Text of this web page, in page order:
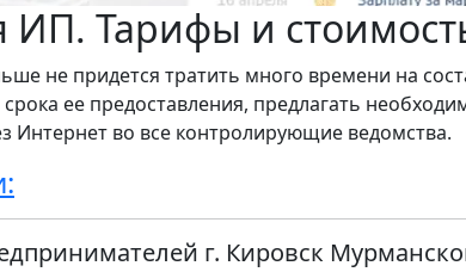
ИП. Тарифы и
не придется тратить много времени на
ее предоставления, предлагать
Интернет во все контролирующие ведомства.
г. Кировск